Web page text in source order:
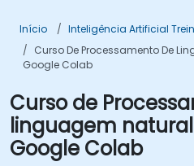
Início Inteligência Artificial
Curso De Processamento De
Google Colab
Curso de
linguagem
Google Colab